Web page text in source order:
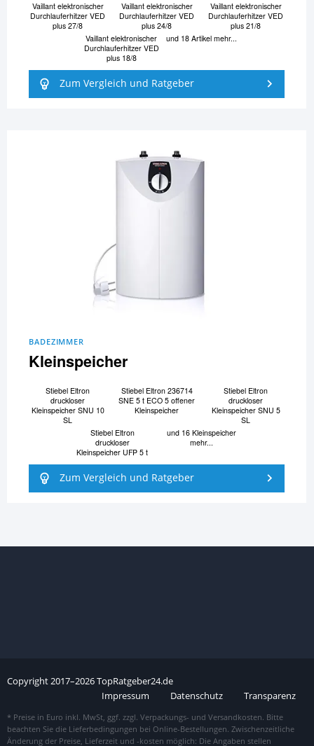
Vaillant elektronischer
Durchlauferhitzer VED
plus 27/8
Vaillant elektronischer
Durchlauferhitzer VED
plus 24/8
Vaillant elektronischer
Durchlauferhitzer VED
plus 21/8
Vaillant elektronischer
Durchlauferhitzer VED
plus 18/8
und 18 Artikel mehr...
Zum Vergleich und Ratgeber
BADEZIMMER
Kleinspeicher
Stiebel Eltron
druckloser
Kleinspeicher SNU 10
SL
Stiebel Eltron 236714
SNE 5 t ECO 5 offener
Kleinspeicher
Stiebel Eltron
druckloser
Kleinspeicher SNU 5
SL
Stiebel Eltron
druckloser
Kleinspeicher UFP 5 t
und 16 Kleinspeicher
mehr...
Zum Vergleich und Ratgeber
Copyright2017–2026TopRatgeber24.de
Impressum
Datenschutz Transparenz